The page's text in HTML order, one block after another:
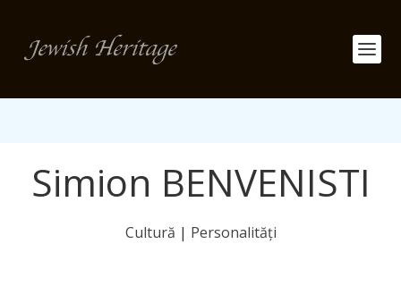
Simion BENVENISTI
Cultură | Personalități